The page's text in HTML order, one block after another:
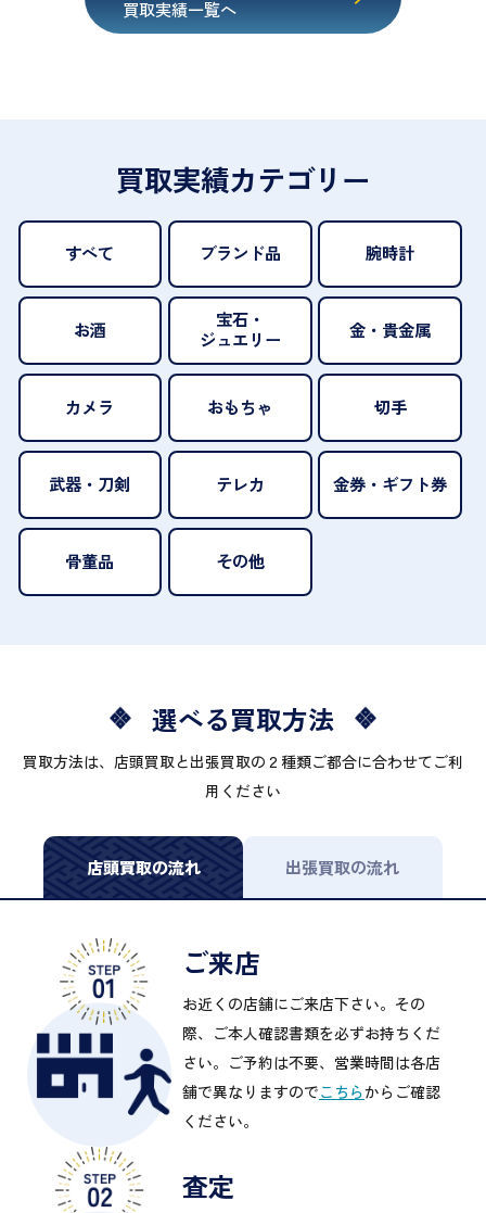
買取実績一覧へ
買取実績カテゴリー
すべて ブランド品 腕時計
お酒
宝石・
ジュエリー
金・貴金属
カメラ おもちゃ 切手
武器・刀剣 テレカ 金券・ギフト券
骨董品 その他
選べる買取方法
買取方法は、店頭買取と出張買取の２種類ご都合に合わせてご利
用ください
店頭買取の流れ 出張買取の流れ
ご来店
お近くの店舗にご来店下さい。その
際、ご本人確認書類を必ずお持ちくだ
さい。ご予約は不要、営業時間は各店
舗で異なりますのでこちらからご確認
ください。
査定